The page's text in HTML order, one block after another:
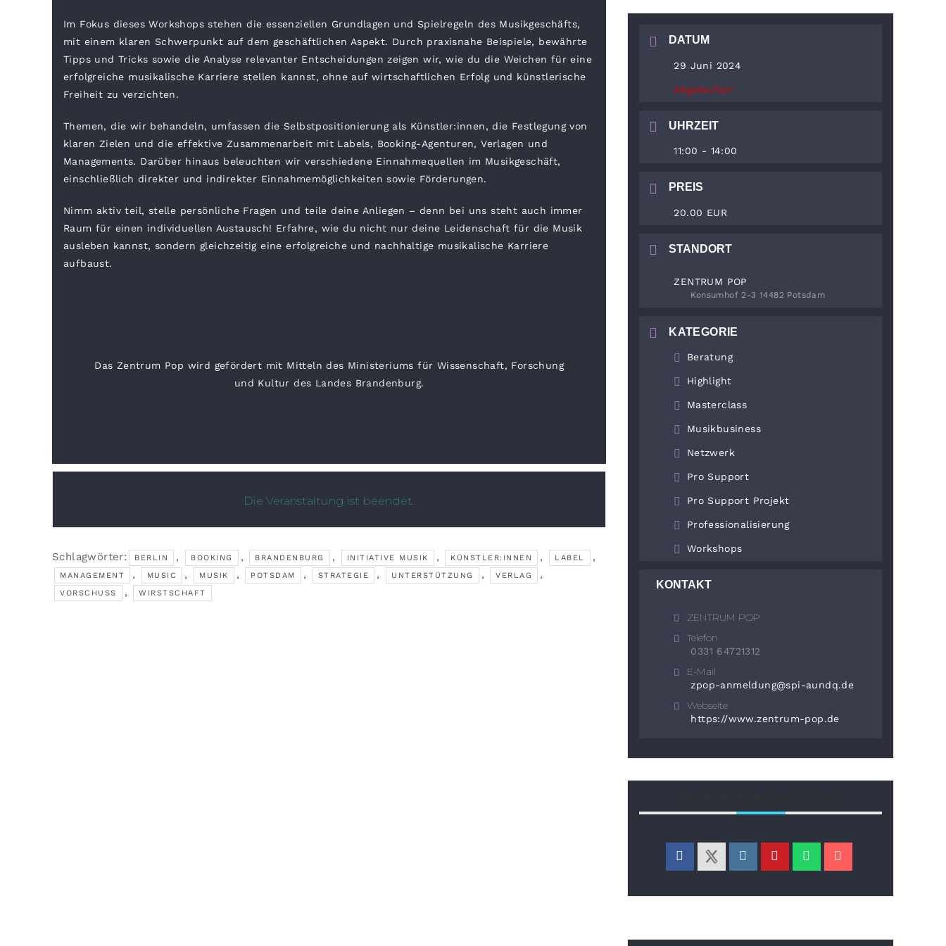
Im Fokus dieses Workshops stehen die essenziellen Grundlagen und Spielregeln des Musikgeschäfts,
mit einem klaren Schwerpunkt auf dem geschäftlichen Aspekt. Durch praxisnahe Beispiele, bewährte
Tipps und Tricks sowie die Analyse relevanter Entscheidungen zeigen wir, wie du die Weichen für eine
erfolgreiche musikalische Karriere stellen kannst, ohne auf wirtschaftlichen Erfolg und künstlerische
Freiheit zu verzichten.
Themen, die wir behandeln, umfassen die Selbstpositionierung als Künstler:innen, die Festlegung von
klaren Zielen und die effektive Zusammenarbeit mit Labels, Booking-Agenturen, Verlagen und
Managements. Darüber hinaus beleuchten wir verschiedene Einnahmequellen im Musikgeschäft,
einschließlich direkter und indirekter Einnahmemöglichkeiten sowie Förderungen.
Nimm aktiv teil, stelle persönliche Fragen und teile deine Anliegen – denn bei uns steht auch immer
Raum für einen individuellen Austausch! Erfahre, wie du nicht nur deine Leidenschaft für die Musik
ausleben kannst, sondern gleichzeitig eine erfolgreiche und nachhaltige musikalische Karriere
aufbaust.
Das Zentrum Pop wird gefördert mit Mitteln des Ministeriums für Wissenschaft, Forschung
und Kultur des Landes Brandenburg.
Die Veranstaltung ist beendet.
Schlagwörter: BERLIN , BOOKING , BRANDENBURG , INITIATIVE MUSIK , KÜNSTLER:INNEN , LABEL ,
MANAGEMENT , MUSIC , MUSIK , POTSDAM , STRATEGIE , UNTERSTÜTZUNG , VERLAG ,
VORSCHUSS , WIRSTSCHAFT
DATUM
29 Juni 2024
Abgelaufen!
UHRZEIT
11:00 - 14:00
PREIS
20.00 EUR
STANDORT
ZENTRUM POP
Konsumhof 2-3 14482 Potsdam
KATEGORIE
Beratung
Highlight
Masterclass
Musikbusiness
Netzwerk
Pro Support
Pro Support Projekt
Professionalisierung
Workshops
KONTAKT
ZENTRUM POP
Telefon
0331 64721312
E-Mail
zpop-anmeldung@spi-aundq.de
Webseite
https://www.zentrum-pop.de